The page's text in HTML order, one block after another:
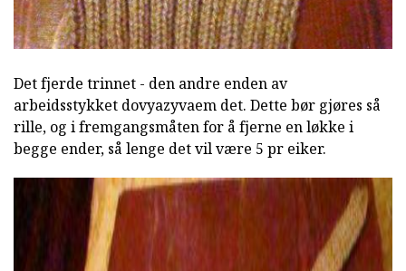
Det fjerde trinnet - den andre enden av
arbeidsstykket dovyazyvaem det. Dette bør gjøres så
rille, og i fremgangsmåten for å fjerne en løkke i
begge ender, så lenge det vil være 5 pr eiker.